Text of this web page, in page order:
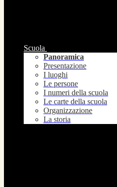
Scuola
Panoramica
Presentazione
I luoghi
Le persone
I numeri della scuola
Le carte della scuola
Organizzazione
La storia